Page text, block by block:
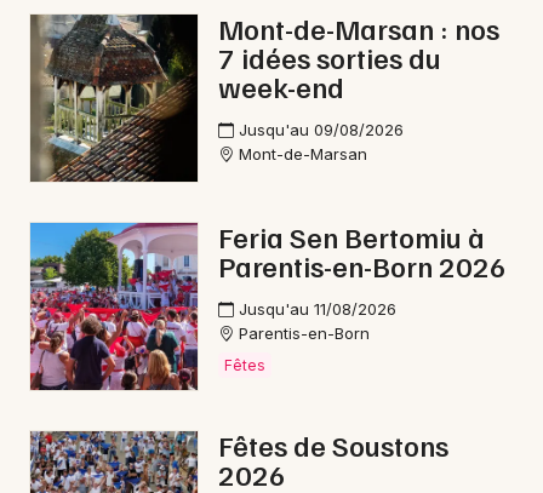
Mont-de-Marsan : nos
7 idées sorties du
week-end
Jusqu'au 09/08/2026
Mont-de-Marsan
Feria Sen Bertomiu à
Parentis-en-Born 2026
Jusqu'au 11/08/2026
Parentis-en-Born
Fêtes
Fêtes de Soustons
2026